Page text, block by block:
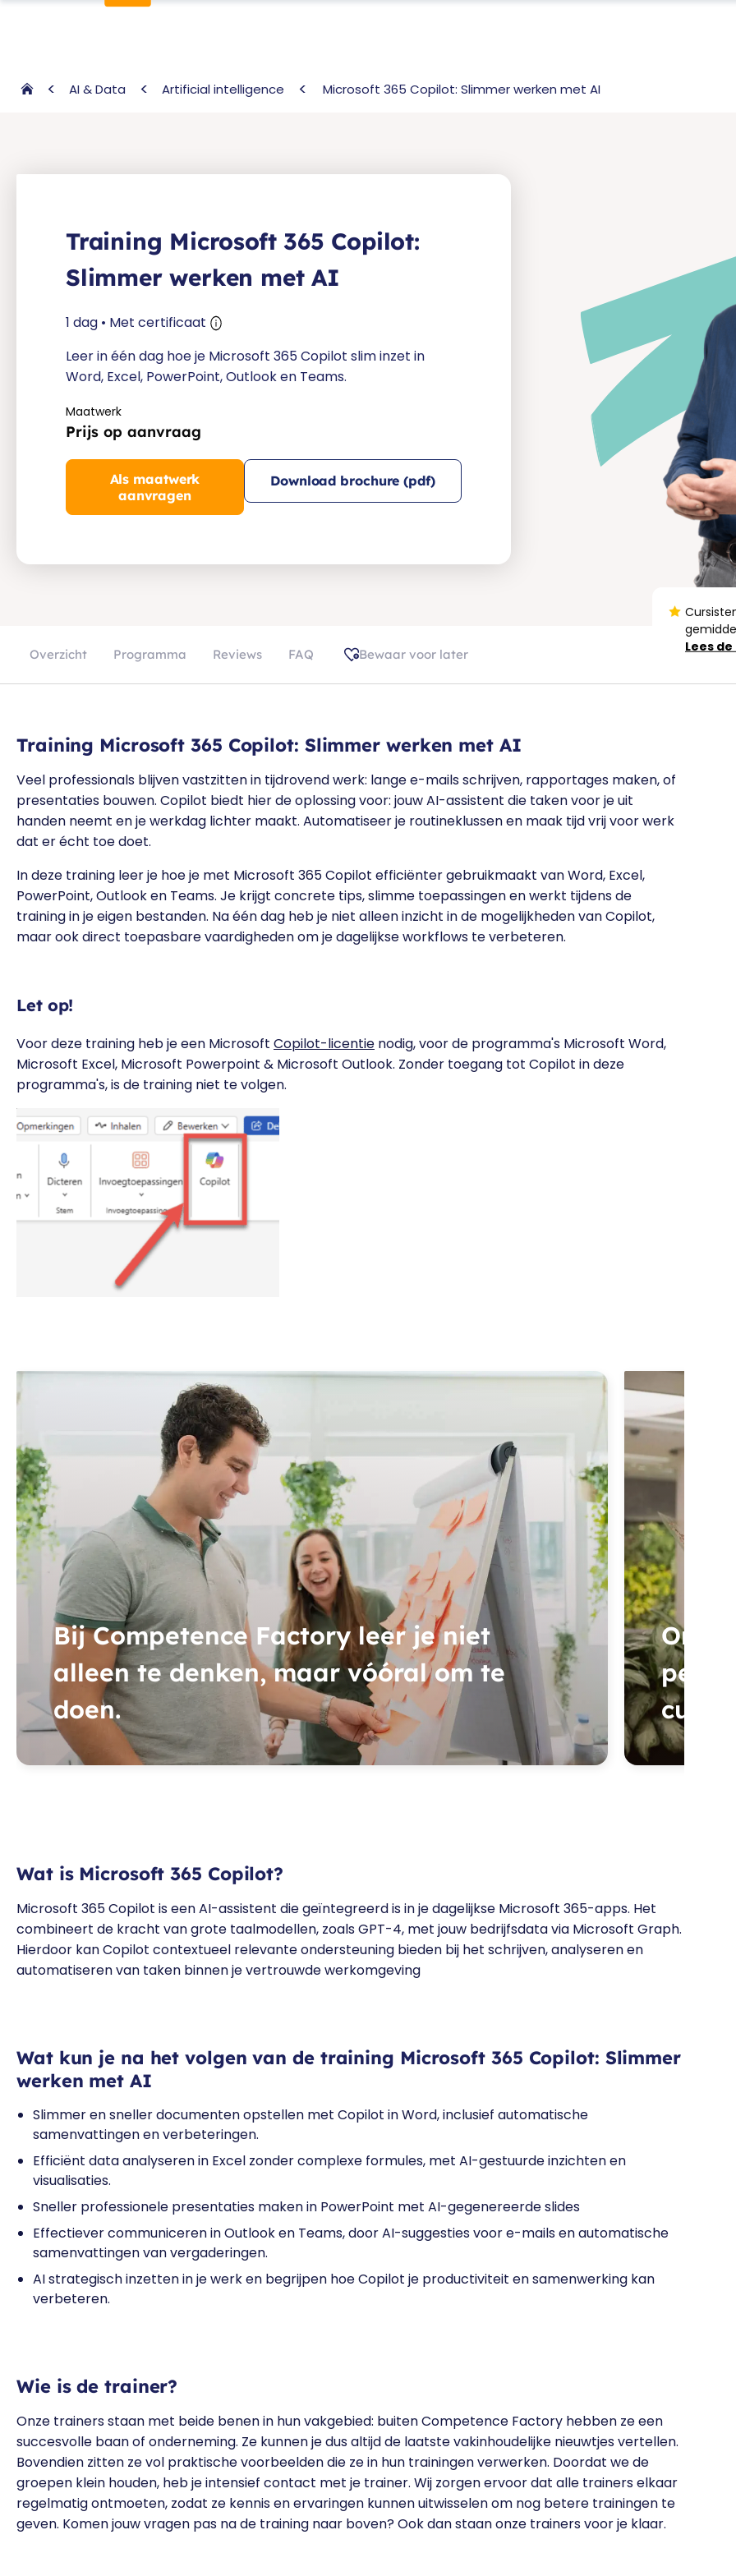
AI & Data Artificial intelligence Microsoft 365 Copilot: Slimmer werken met AI
Training Microsoft 365 Copilot:
Slimmer werken met AI
1 dag • Met certificaat
Leer in één dag hoe je Microsoft 365 Copilot slim inzet in
Word, Excel, PowerPoint, Outlook en Teams.
Maatwerk
Prijs op aanvraag
Als maatwerk
aanvragen
Download brochure (pdf)
Lees
Overzicht Programma Reviews FAQ Bewaar voor later
Training Microsoft 365 Copilot: Slimmer werken met AI
Veel professionals blijven vastzitten in tijdrovend werk: lange e-mails schrijven, rapportages maken, of
presentaties bouwen. Copilot biedt hier de oplossing voor: jouw AI-assistent die taken voor je uit
handen neemt en je werkdag lichter maakt. Automatiseer je routineklussen en maak tijd vrij voor werk
dat er écht toe doet.
In deze training leer je hoe je met Microsoft 365 Copilot efficiënter gebruikmaakt van Word, Excel,
PowerPoint, Outlook en Teams. Je krijgt concrete tips, slimme toepassingen en werkt tijdens de
training in je eigen bestanden. Na één dag heb je niet alleen inzicht in de mogelijkheden van Copilot,
maar ook direct toepasbare vaardigheden om je dagelijkse workflows te verbeteren.
Let op!
Voor deze training heb je een Microsoft Copilot-licentie nodig, voor de programma's Microsoft Word,
Microsoft Excel, Microsoft Powerpoint & Microsoft Outlook. Zonder toegang tot Copilot in deze
programma's, is de training niet te volgen.
Bij Competence Factory leer je niet
alleen te denken, maar vóóral om te
doen.
Onze
Wat is Microsoft 365 Copilot?
Microsoft 365 Copilot is een AI-assistent die geïntegreerd is in je dagelijkse Microsoft 365-apps. Het
combineert de kracht van grote taalmodellen, zoals GPT-4, met jouw bedrijfsdata via Microsoft Graph.
Hierdoor kan Copilot contextueel relevante ondersteuning bieden bij het schrijven, analyseren en
automatiseren van taken binnen je vertrouwde werkomgeving
Wat kun je na het volgen van de training Microsoft 365 Copilot: Slimmer
werken met AI
Slimmer en sneller documenten opstellen met Copilot in Word, inclusief automatische
samenvattingen en verbeteringen.
Efficiënt data analyseren in Excel zonder complexe formules, met AI-gestuurde inzichten en
visualisaties.
Sneller professionele presentaties maken in PowerPoint met AI-gegenereerde slides
Effectiever communiceren in Outlook en Teams, door AI-suggesties voor e-mails en automatische
samenvattingen van vergaderingen.
AI strategisch inzetten in je werk en begrijpen hoe Copilot je productiviteit en samenwerking kan
verbeteren.
Wie is de trainer?
Onze trainers staan met beide benen in hun vakgebied: buiten Competence Factory hebben ze een
succesvolle baan of onderneming. Ze kunnen je dus altijd de laatste vakinhoudelijke nieuwtjes vertellen.
Bovendien zitten ze vol praktische voorbeelden die ze in hun trainingen verwerken. Doordat we de
groepen klein houden, heb je intensief contact met je trainer. Wij zorgen ervoor dat alle trainers elkaar
regelmatig ontmoeten, zodat ze kennis en ervaringen kunnen uitwisselen om nog betere trainingen te
geven. Komen jouw vragen pas na de training naar boven? Ook dan staan onze trainers voor je klaar.